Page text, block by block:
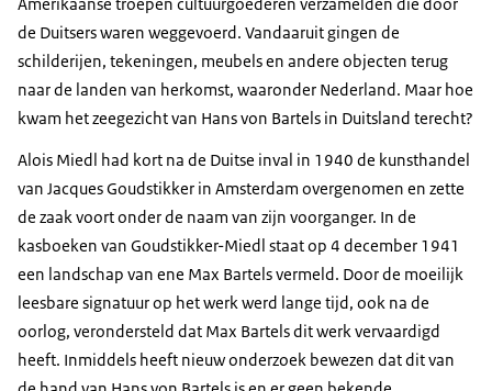
Amerikaanse troepen cultuurgoederen verzamelden die door
de Duitsers waren weggevoerd. Vandaaruit gingen de
schilderijen, tekeningen, meubels en andere objecten terug
naar de landen van herkomst, waaronder Nederland. Maar hoe
kwam het zeegezicht van Hans von Bartels in Duitsland terecht?
Alois Miedl had kort na de Duitse inval in 1940 de kunsthandel
van Jacques Goudstikker in Amsterdam overgenomen en zette
de zaak voort onder de naam van zijn voorganger. In de
kasboeken van Goudstikker-Miedl staat op 4 december 1941
een landschap van ene Max Bartels vermeld. Door de moeilijk
leesbare signatuur op het werk werd lange tijd, ook na de
oorlog, verondersteld dat Max Bartels dit werk vervaardigd
heeft. Inmiddels heeft nieuw onderzoek bewezen dat dit van